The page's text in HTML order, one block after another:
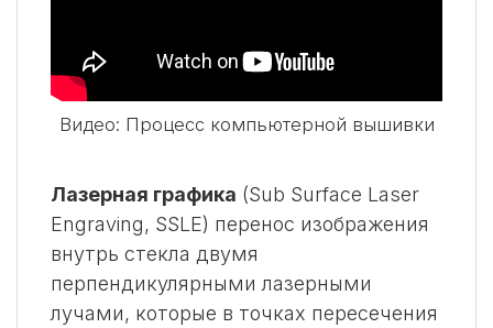
Видео: Процесс компьютерной вышивки
Лазерная графика (Sub Surface Laser
Engraving, SSLE) перенос изображения
внутрь стекла двумя
перпендикулярными лазерными
лучами, которые в точках пересечения